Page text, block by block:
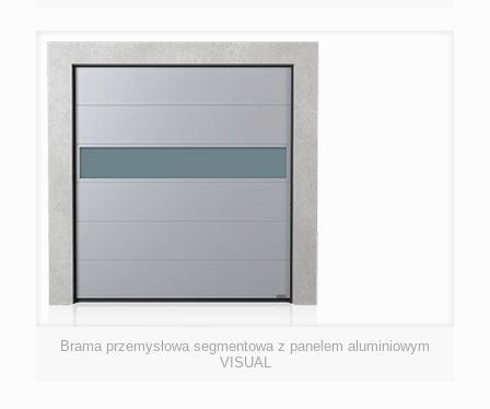
Brama przemysłowa segmentowa z panelem aluminiowym
VISUAL